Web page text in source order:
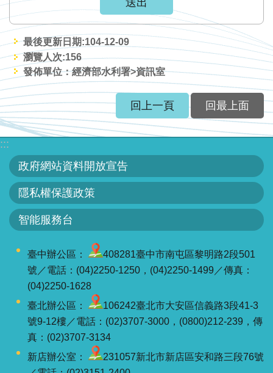
權
保
護
政
策
智
能
服
台
最後更新日期:104-12-09
瀏覽人次:156
發佈單位：經濟部水利署>資訊室
回上一頁 回最上面
:::
政府網站資料開放宣告
隱私權保護政策
智能服務台
臺中辦公區：
408281臺中市南屯區黎明路2段501
號／電話：(04)2250-1250，(04)2250-1499／傳真：
(04)2250-1628
臺北辦公區：
106242臺北市大安區信義路3段41-3
號9-12樓／電話：(02)3707-3000，(0800)212-239，傳
真：(02)3707-3134
新店辦公室：
231057新北市新店區安和路三段76號